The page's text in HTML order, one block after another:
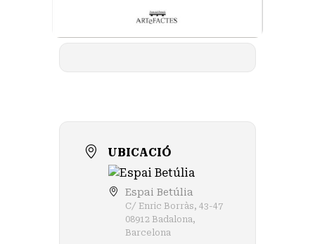
UBICACIÓ
Espai Betúlia
C/ Enric Borràs, 43-47
08912 Badalona,
Barcelona